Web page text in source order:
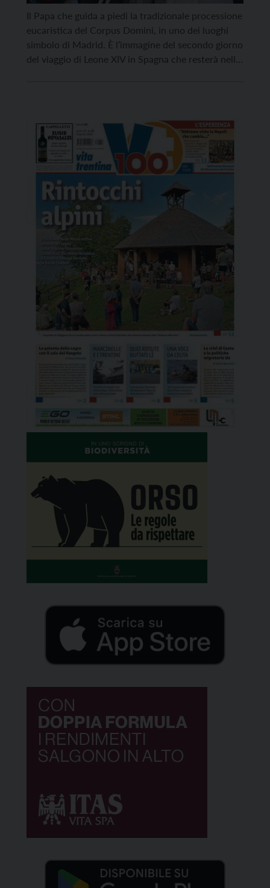
Il Papa che guida a piedi la tradizionale processione
eucaristica del Corpus Domini, in uno dei luoghi
simbolo di Madrid. È l’immagine del secondo giorno
del viaggio di Leone XIV in Spagna che resterà nella